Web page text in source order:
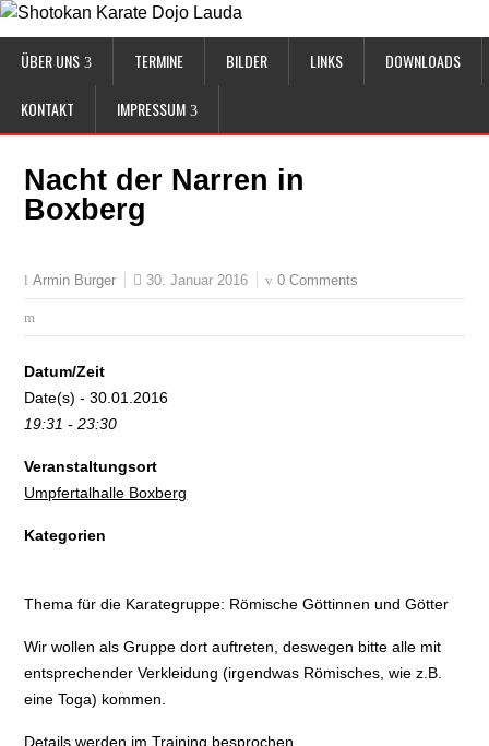
ÜBER UNS TERMINE BILDER LINKS DOWNLOADS
KONTAKT IMPRESSUM
Nacht der Narren in
Boxberg
Armin Burger 30. Januar 2016 0 Comments
Datum/Zeit
Date(s) - 30.01.2016
19:31 - 23:30
Veranstaltungsort
Umpfertalhalle Boxberg
Kategorien
Thema für die Karategruppe: Römische Göttinnen und Götter
Wir wollen als Gruppe dort auftreten, deswegen bitte alle mit
entsprechender Verkleidung (irgendwas Römisches, wie z.B.
eine Toga) kommen.
Details werden im Training besprochen.